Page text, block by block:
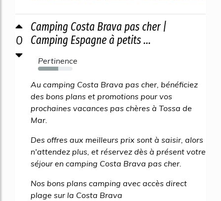
0
Camping Costa Brava pas cher |
Camping Espagne à petits ...
Pertinence
58%
Au camping Costa Brava pas cher, bénéficiez
des bons plans et promotions pour vos
prochaines vacances pas chères à Tossa de
Mar.
Des offres aux meilleurs prix sont à saisir, alors
n'attendez plus, et réservez dès à présent votre
séjour en camping Costa Brava pas cher.
Nos bons plans camping avec accès direct
plage sur la Costa Brava